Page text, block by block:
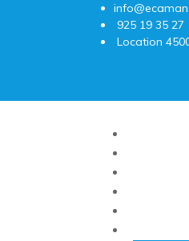
925 19 35 27
Location